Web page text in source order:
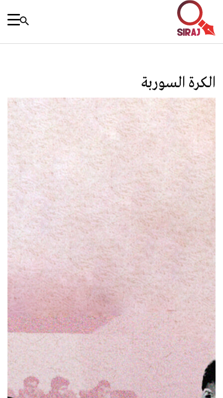
الكرة السوربة